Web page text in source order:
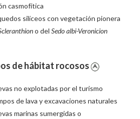
casmofítica
silíceos con vegetación pionera
o delSedo albi-Veronicion
de hábitat rocosos
no explotadas por el turismo
de lava y excavaciones naturales
marinas sumergidas o